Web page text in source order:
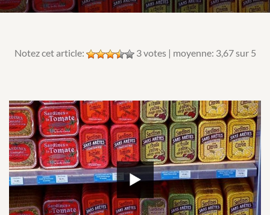
Notez cet article: 3votes | moyenne: 3,67sur 5